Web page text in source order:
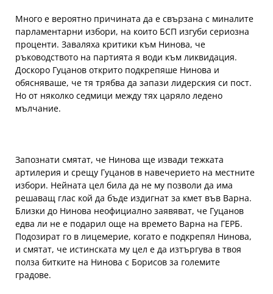
Много е вероятно причината да е свързана с миналите
парламентарни избори, на които БСП изгуби сериозна
проценти. Заваляха критики към Нинова, че
ръководството на партията я води към ликвидация.
Доскоро Гуцанов открито подкрепяше Нинова и
обясняваше, че тя трябва да запази лидерския си пост.
Но от няколко седмици между тях царяло ледено
мълчание.
Запознати смятат, че Нинова ще извади тежката
артилерия и срещу Гуцанов в навечерието на местните
избори. Нейната цел била да не му позволи да има
решаващ глас кой да бъде издигнат за кмет във Варна.
Близки до Нинова неофициално заявяват, че Гуцанов
едва ли не е подарил още на времето Варна на ГЕРБ.
Подозират го в лицемерие, когато е подкрепял Нинова,
и смятат, че истинската му цел е да изтъргува в твоя
полза битките на Нинова с Борисов за големите
градове.